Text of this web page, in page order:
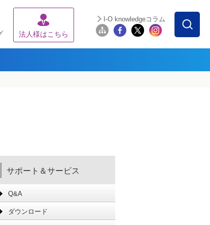
法人様はこちら
I-O knowledgeコラム
サポート＆サービス
Q&A
ダウンロード